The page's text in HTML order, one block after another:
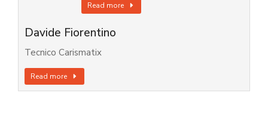
Read more
Davide Fiorentino
Tecnico Carismatix
Read more